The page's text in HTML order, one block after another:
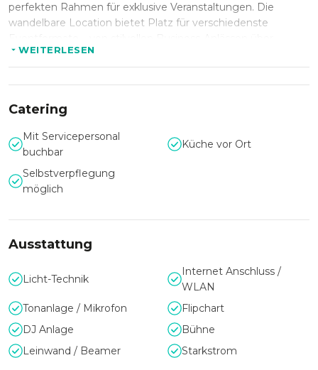
perfekten Rahmen für exklusive Veranstaltungen. Die
wandelbare Location bietet Platz für verschiedenste
ausgelassene Feiern mit Außenbereich am Wasser. Dank
der zentralen Lage ist das 4Lions ideal erreichbar und ein
echter Geheimtipp für alle, die nach einer besonderen
Kulisse suchen.
Industrieller Charme trifft auf High-
End-Ausstattung
Hochwertige Materialien, modernes Interieur und eine
Räumlichkeiten lassen sich für 30 bis 400 Personen flexibel
individuelle Set-ups. Erstklassige Veranstaltungstechnik und
stilvolles Mobiliar setzen jede Veranstaltung perfekt in
Szene.
WEITERLESEN
Catering
Mit Servicepersonal
buchbar
Küche vor Ort
Selbstverpflegung
möglich
Ausstattung
Licht-Technik
Internet Anschluss /
WLAN
Tonanlage / Mikrofon
Flipchart
DJ Anlage
Bühne
Leinwand / Beamer
Starkstrom